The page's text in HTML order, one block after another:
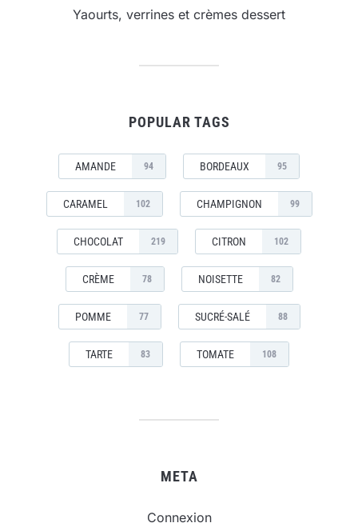
Yaourts, verrines et crèmes dessert
POPULAR TAGS
AMANDE 94 BORDEAUX 95
CARAMEL 102 CHAMPIGNON 99
CHOCOLAT 219 CITRON 102
CRÈME 78 NOISETTE 82
POMME 77 SUCRÉ-SALÉ 88
TARTE 83 TOMATE 108
META
Connexion